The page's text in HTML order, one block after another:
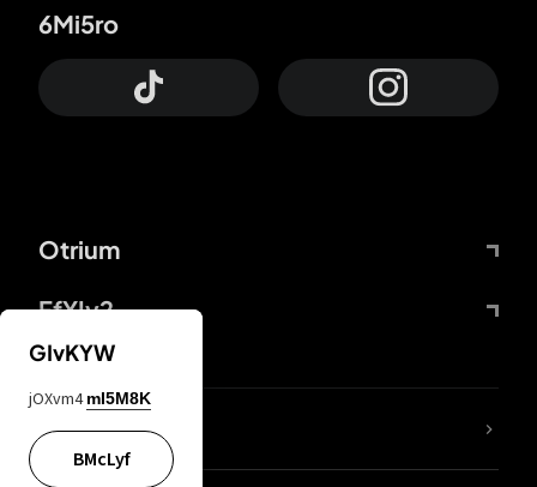
Otrium
FfYIy2
6Mi5ro
KIjvtr
GIvKYW
jOXvm4 mI5M8K
BMcLyf